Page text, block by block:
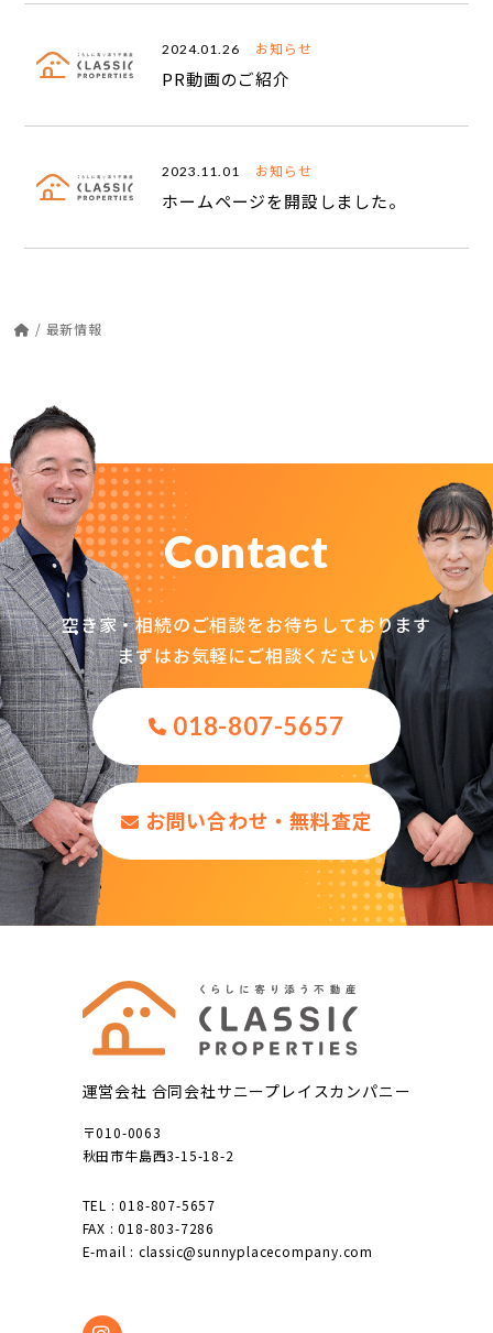
2024.01.26 お知らせ
PR動画のご紹介
2023.11.01 お知らせ
ホームページを開設しました。
/ 最新情報
Contact
空き家・相続のご相談をお待ちしております
まずはお気軽にご相談ください
018-807-5657
お問い合わせ・無料査定
運営会社 合同会社サニープレイスカンパニー
〒010-0063
秋田市牛島西3-15-18-2
TEL : 018-807-5657
FAX : 018-803-7286
E-mail : classic@sunnyplacecompany.com